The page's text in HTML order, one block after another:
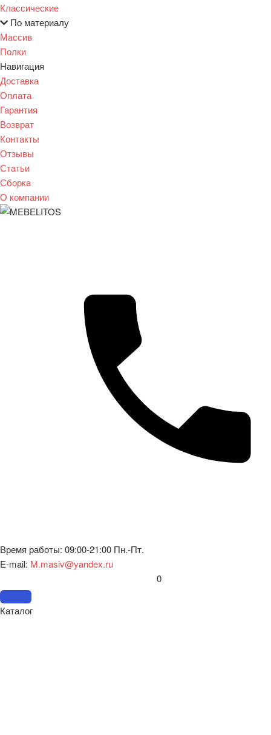
Классические
По материалу
Массив
Полки
Навигация
Доставка
Оплата
Гарантия
Возврат
Контакты
Отзывы
Статьи
Сборка
О компании
Время работы: 09:00-21:00 Пн.-Пт.
E-mail: M.masiv@yandex.ru
0
Каталог